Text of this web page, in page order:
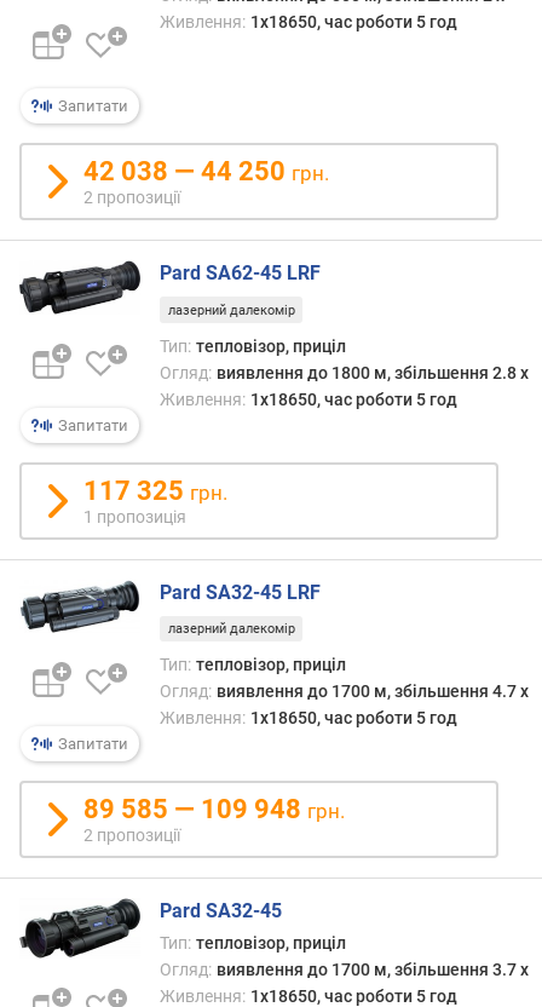
ю
п
о
п
з
ц
й
д
а
ь
н
і
с
т
ь
в
и
в
л
н
н
(
о
п
и
Запитати
Живлення: 1x18650, час роботи 5 год
42 038 — 44 250 грн.
2 пропозиції
Запитати
Pard SA62-45 LRF
лазерний далекомір
Тип: тепловізор, приціл
Огляд: виявлення до 1800 м, збільшення 2.8 x
Живлення: 1x18650, час роботи 5 год
117 325 грн.
1 пропозиція
Запитати
Pard SA32-45 LRF
лазерний далекомір
Тип: тепловізор, приціл
Огляд: виявлення до 1700 м, збільшення 4.7 x
Живлення: 1x18650, час роботи 5 год
89 585 — 109 948 грн.
2 пропозиції
Pard SA32-45
Тип: тепловізор, приціл
Огляд: виявлення до 1700 м, збільшення 3.7 x
Живлення: 1x18650, час роботи 5 год